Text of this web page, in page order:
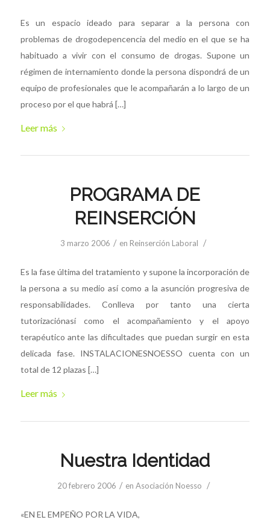
Es un espacio ideado para separar a la persona con
problemas de drogodepencencia del medio en el que se ha
habituado a vivir con el consumo de drogas. Supone un
régimen de internamiento donde la persona dispondrá de un
equipo de profesionales que le acompañarán a lo largo de un
proceso por el que habrá […]
Leer más
PROGRAMA DE
REINSERCIÓN
3 marzo 2006 / en Reinserción Laboral /
Es la fase última del tratamiento y supone la incorporación de
la persona a su medio así como a la asunción progresiva de
responsabilidades. Conlleva por tanto una cierta
tutorizaciónasí como el acompañamiento y el apoyo
terapéutico ante las dificultades que puedan surgir en esta
delicada fase. INSTALACIONESNOESSO cuenta con un
total de 12 plazas […]
Leer más
Nuestra Identidad
20 febrero 2006 / en Asociación Noesso /
«EN EL EMPEÑO POR LA VIDA,